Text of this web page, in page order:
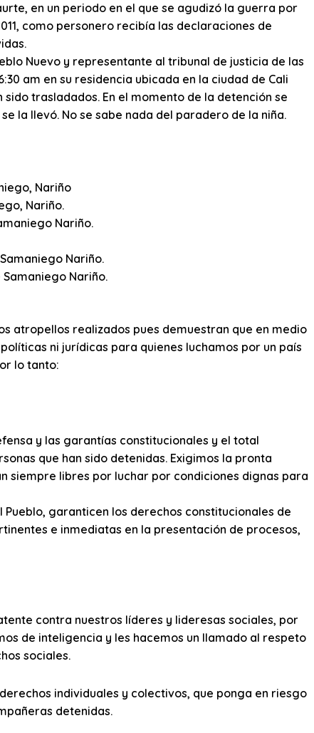
en un periodo en el que se agudizó la guerra por
como personero recibía las declaraciones de
Nuevo y representante al tribunal de justicia de las
am en su residencia ubicada en la ciudad de Cali
trasladados. En el momento de la detención se
la llevó. No se sabe nada del paradero de la niña.
Nariño
Nariño.
Nariño.
Nariño.
Nariño.
atropellos realizados pues demuestran que en medio
ni jurídicas para quienes luchamos por un país
lo tanto:
y las garantías constitucionales y el total
que han sido detenidas. Exigimos la pronta
siempre libres por luchar por condiciones dignas para
garanticen los derechos constitucionales de
e inmediatas en la presentación de procesos,
contra nuestros líderes y lideresas sociales, por
de inteligencia y les hacemos un llamado al respeto
sociales.
individuales y colectivos, que ponga en riesgo
detenidas.